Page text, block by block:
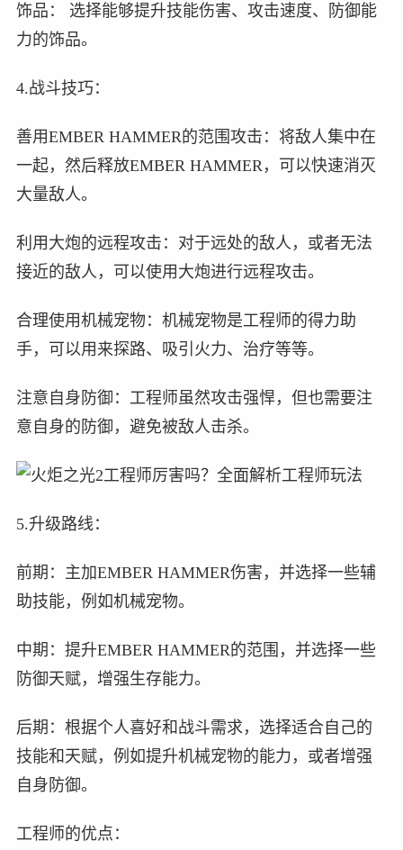
饰品： 选择能够提升技能伤害、攻击速度、防御能
力的饰品。
4.战斗技巧：
善用EMBER HAMMER的范围攻击：将敌人集中在
一起，然后释放EMBER HAMMER，可以快速消灭
大量敌人。
利用大炮的远程攻击：对于远处的敌人，或者无法
接近的敌人，可以使用大炮进行远程攻击。
合理使用机械宠物：机械宠物是工程师的得力助
手，可以用来探路、吸引火力、治疗等等。
注意自身防御：工程师虽然攻击强悍，但也需要注
意自身的防御，避免被敌人击杀。
5.升级路线：
前期：主加EMBER HAMMER伤害，并选择一些辅
助技能，例如机械宠物。
中期：提升EMBER HAMMER的范围，并选择一些
防御天赋，增强生存能力。
后期：根据个人喜好和战斗需求，选择适合自己的
技能和天赋，例如提升机械宠物的能力，或者增强
自身防御。
工程师的优点：